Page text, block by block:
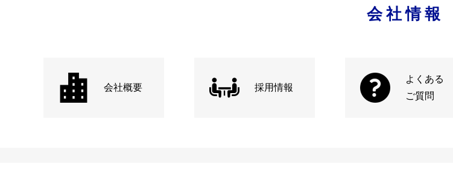
会社情報
会社概要 採用情報
よくある
ご質問